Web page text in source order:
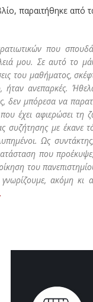
παραιτήθηκε
που
μου. Σε αυτό το
του μαθήματος,
ανεπαρκές.
δεν μπόρεσα να
έχει αφιερώσει τη
συζήτησης με
Ως
που
του
ακόμη κι
.